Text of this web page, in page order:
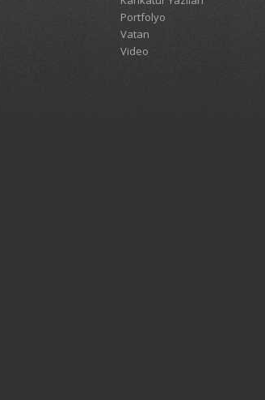
Portfolyo
Vatan
Video